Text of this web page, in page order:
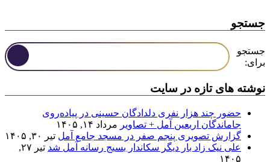
جستجو
جستجو
برای:
نوشته های تازه در سایت
حضور چند هزار نفری دلدادگان حسینی در پیاده‌روی
جاماندگان اربعین آمل + تصاویر مرداد ۱۴, ۱۴۰۵
گزارش تصویری پنجم صفر در مسجد جامع آمل تیر ۳۰, ۱۴۰۵
علی نیک زاد بار دیگر سکاندار بسیج رسانه آمل شد
تیر ۲۷,
۱۴۰۵